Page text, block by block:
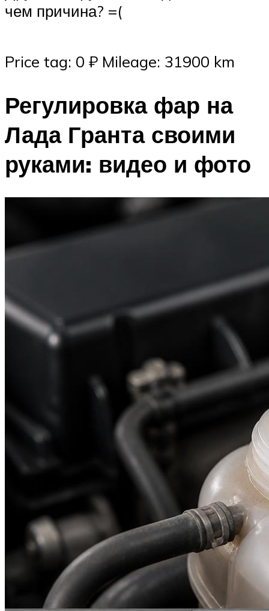
чем причина? =(
Price tag: 0 ₽ Mileage: 31900 km
Регулировка фар на
Лада Гранта своими
руками: видео и фото